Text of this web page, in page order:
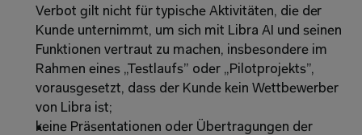
Verbot gilt nicht für typische Aktivitäten, die der
Kunde unternimmt, um sich mit Libra AI und seinen
Funktionen vertraut zu machen, insbesondere im
Rahmen eines „Testlaufs” oder „Pilotprojekts”,
vorausgesetzt, dass der Kunde kein Wettbewerber
von Libra ist;
keine Präsentationen oder Übertragungen der